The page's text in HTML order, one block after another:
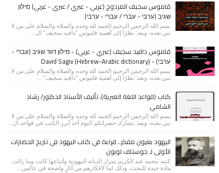
قاموس سجيف المزدوج (عربي - عبري / عبري - عربي) מילון
שגיב (ערבי - עברי / עברי - ערבי)
بسم الله الرحمن الرحيم الحمد لله وحده والصلاة والسلام على من لا
نبي بعده، وبعد: نظرًا إلى أهمية قاموس "دافيد سجيف" ال...
قاموس دافيد سجيف (عبري - عربي) - מילון דווד שגיב (עברי -
ערבי) - (David Sagiv (Hebrew-Arabic dictionary
بسم الله الرحمن الرحيم الحمد لله وحده والصلاة والسلام على من لا
نبي بعده، وبعد: نظرًا إلى أهمية قاموس "دافيد سجيف" ...
كتاب (قواعد اللغة العبرية)، تأليف الأستاذ الدكتور/ رشاد
الشامي
بسم الله الرحمن الرحيم الحمد لله وحده والصلاة والسلام على من لا
نبي بعده، وبعد: نشارك حضراتكم اليوم أحد أبرز الكتب في قواعد ال...
اليهود بعيون مفكر.. قراءة في كتاب اليهود في تاريخ الحضارات
الأولى لـ جوستاف لوبون
كتبه: محمد عبد الكريم تمراز الديانة اليهودية وأتباعها كانت وما زالت
مادة جيدة للبحث، وذلك لما لأفكارهم من آثارٍ واضحة في عالمن...